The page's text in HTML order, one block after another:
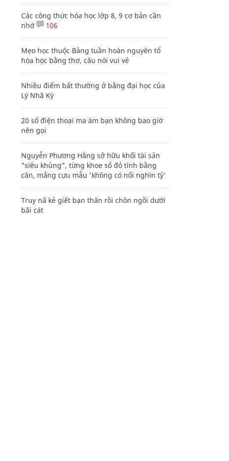
Các công thức hóa học lớp 8, 9 cơ bản cần
nhớ
106
Mẹo học thuộc Bảng tuần hoàn nguyên tố
hóa học bằng thơ, câu nói vui vẻ
Nhiều điểm bất thường ở bằng đại học của
Lý Nhã Kỳ
20 số điện thoại ma ám bạn không bao giờ
nên gọi
Nguyễn Phương Hằng sở hữu khối tài sản
"siêu khủng", từng khoe sổ đỏ tính bằng
cân, mắng cựu mẫu 'không có nổi nghìn tỷ'
Truy nã kẻ giết bạn thân rồi chôn ngồi dưới
bãi cát